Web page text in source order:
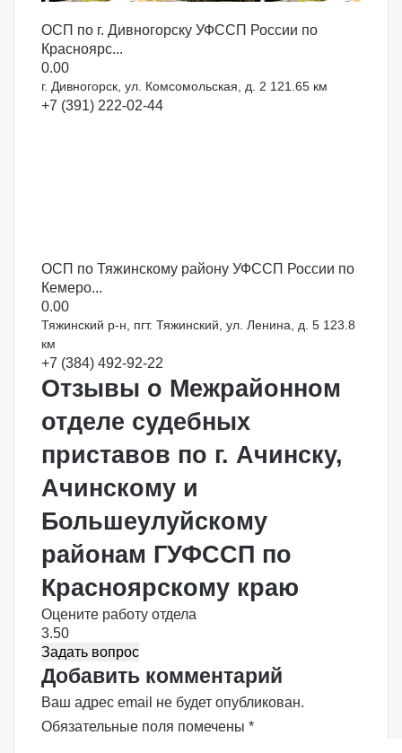
ОСП по г. Дивногорску УФССП России по
Красноярс...
0.00
г. Дивногорск, ул. Комсомольская, д. 2 121.65 км
+7 (391) 222-02-44
ОСП по Тяжинскому району УФССП России по
Кемеро...
0.00
Тяжинский р-н, пгт. Тяжинский, ул. Ленина, д. 5 123.8
км
+7 (384) 492-92-22
Отзывы о Межрайонном
отделе судебных
приставов по г. Ачинску,
Ачинскому и
Большеулуйскому
районам ГУФССП по
Красноярскому краю
Оцените работу отдела
3.50
Задать вопрос
Добавить комментарий
Ваш адрес email не будет опубликован.
Обязательные поля помечены *